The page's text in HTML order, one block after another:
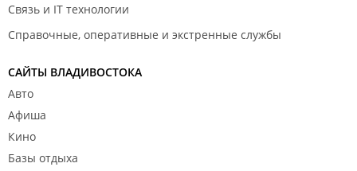
Связь и IT технологии
Справочные, оперативные и экстренные службы
САЙТЫ ВЛАДИВОСТОКА
Авто
Афиша
Кино
Базы отдыха